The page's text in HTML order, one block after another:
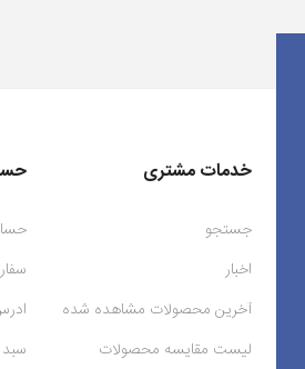
خدمات مشتری
جستجو
اخبار
آخرین محصولات مشاهده شده
لیست مقایسه محصولات